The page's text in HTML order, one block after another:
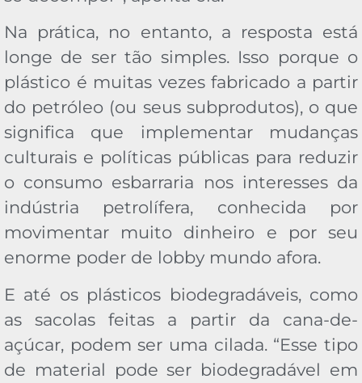
Na prática, no entanto, a resposta está
longe de ser tão simples. Isso porque o
plástico é muitas vezes fabricado a partir
do petróleo (ou seus subprodutos), o que
significa que implementar mudanças
culturais e políticas públicas para reduzir
o consumo esbarraria nos interesses da
indústria petrolífera, conhecida por
movimentar muito dinheiro e por seu
enorme poder de lobby mundo afora.
E até os plásticos biodegradáveis, como
as sacolas feitas a partir da cana-de-
açúcar, podem ser uma cilada. “Esse tipo
de material pode ser biodegradável em